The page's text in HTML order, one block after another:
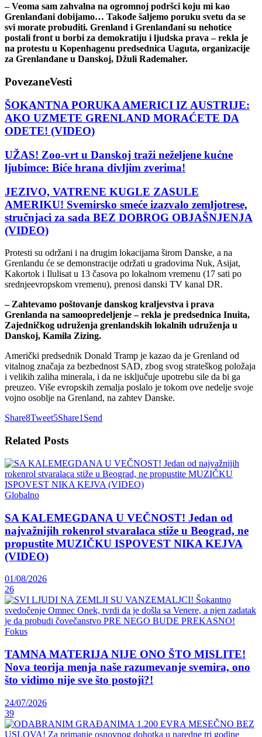
– Veoma sam zahvalna na ogromnoj podršci koju mi kao
Grenlanđani dobijamo… Takođe šaljemo poruku svetu da se
svi morate probuditi. Grenland i Grenlanđani su nehotice
postali front u borbi za demokratiju i ljudska prava – rekla je
na protestu u Kopenhagenu predsednica Uaguta, organizacije
za Grenlanđane u Danskoj, Džuli Rademaher.
PovezaneVesti
ŠOKANTNA PORUKA AMERICI IZ AUSTRIJE:
AKO UZMETE GRENLAND MORAĆETE DA
ODETE! (VIDEO)
UŽAS! Zoo-vrt u Danskoj traži neželjene kućne
ljubimce: Biće hrana divljim zverima!
JEZIVO, VATRENE KUGLE ZASULE
AMERIKU! Svemirsko smeće izazvalo zemljotrese,
stručnjaci za sada BEZ DOBROG OBJAŠNJENJA
(VIDEO)
Protesti su održani i na drugim lokacijama širom Danske, a na
Grenlandu će se demonstracije održati u gradovima Nuk, Asijat,
Kakortok i Ilulisat u 13 časova po lokalnom vremenu (17 sati po
srednjeevropskom vremenu), prenosi danski TV kanal DR.
– Zahtevamo poštovanje danskog kraljevstva i prava
Grenlanda na samoopredeljenje – rekla je predsednica Inuita,
Zajedničkog udruženja grenlandskih lokalnih udruženja u
Danskoj, Kamila Zizing.
Američki predsednik Donald Tramp je kazao da je Grenland od
vitalnog značaja za bezbednost SAD, zbog svog strateškog položaja
i velikih zaliha minerala, i da ne isključuje upotrebu sile da bi ga
preuzeo. Više evropskih zemalja poslalo je tokom ove nedelje svoje
vojno osoblje na Grenland, na zahtev Danske.
Share8Tweet5Share1Send
Related Posts
Globalno
SA KALEMEGDANA U VEČNOST! Jedan od
najvažnijih rokenrol stvaralaca stiže u Beograd, ne
propustite MUZIČKU ISPOVEST NIKA KEJVA
(VIDEO)
01/08/2026
26
Fokus
TAMNA MATERIJA NIJE ONO ŠTO MISLITE!
Nova teorija menja naše razumevanje svemira, ono
što vidimo nije sve što postoji?!
24/07/2026
39